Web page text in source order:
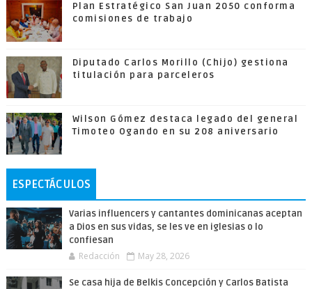
Plan Estratégico San Juan 2050 conforma
comisiones de trabajo
Diputado Carlos Morillo (Chijo) gestiona
titulación para parceleros
Wilson Gómez destaca legado del general
Timoteo Ogando en su 208 aniversario
ESPECTÁCULOS
Varias influencers y cantantes dominicanas aceptan
a Dios en sus vidas, se les ve en iglesias o lo
confiesan
Redacción May 28, 2026
Se casa hija de Belkis Concepción y Carlos Batista